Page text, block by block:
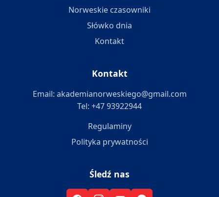
Norweskie czasowniki
Słówko dnia
Kontakt
Kontakt
Email: akademianorweskiego@gmail.com
Tel: +47 93922944
Regulaminy
Polityka prywatności
Śledź nas